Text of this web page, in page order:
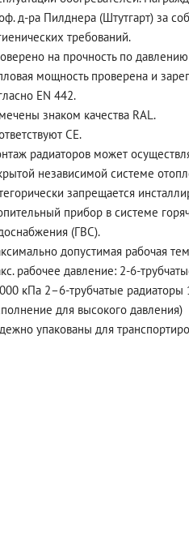
д-ра Пилднера (Штутгарт) за
требований.
на прочность по
мощность проверена и
EN 442.
знаком качества RAL.
CE.
радиаторов может
независимой системе
запрещается
прибор в системе
(ГВС).
допустимая рабочая
рабочее давление: 2-6-
кПа 2–6-трубчатые радиаторы
для высокого давления)
упакованы для